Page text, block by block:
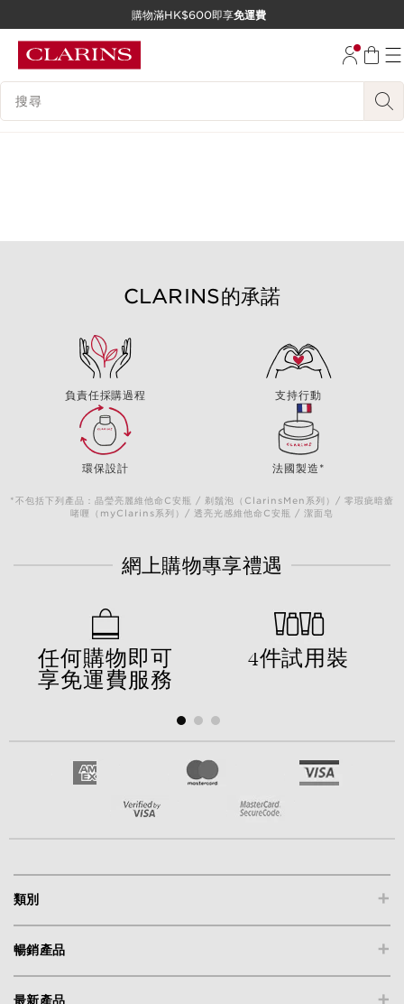
跳至內容
購物滿HK$600即享免運費
搜尋內容說明
CLARINS的承諾
負責任採購過程 支持行動
環保設計 法國製造*
*不包括下列產品：晶瑩亮麗維他命C安瓶 / 剃鬚泡（ClarinsMen系列）/ 零瑕疵暗瘡
啫喱（myClarins系列）/ 透亮光感維他命C安瓶 / 潔面皂
網上購物專享禮遇
任何購物即可
享免運費服務
4件試用裝
+
類別
+
暢銷產品
最新產品